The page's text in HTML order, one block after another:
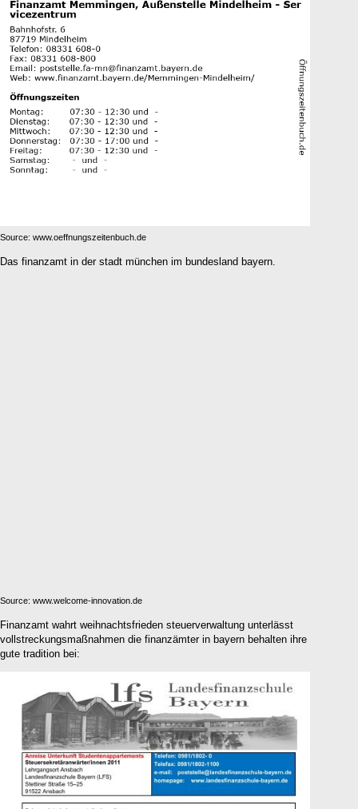
Source: www.oeffnungszeitenbuch.de
Das finanzamt in der stadt münchen im bundesland bayern.
Source: www.welcome-innovation.de
Finanzamt wahrt weihnachtsfrieden steuerverwaltung unterlässt
vollstreckungsmaßnahmen die finanzämter in bayern behalten ihre
gute tradition bei: